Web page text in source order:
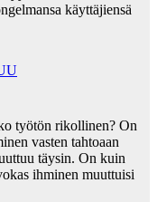
käyttäjiensä
työtön rikollinen? On
vasten tahtoaan
täysin. On kuin
ihminen muuttuisi